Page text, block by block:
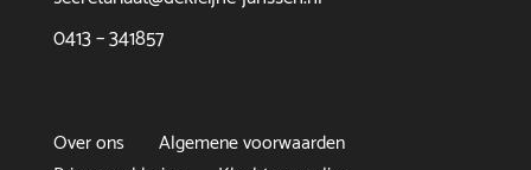
0413 – 341857
Over ons
Algemene voorwaarden